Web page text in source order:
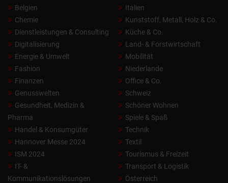
Belgien
Chemie
Dienstleistungen & Consulting
Digitalisierung
Energie & Umwelt
Fashion
Finanzen
Genusswelten
Gesundheit, Medizin &
Pharma
Handel & Konsumgüter
Hannover Messe 2024
ISM 2024
IT- &
Kommunikationslösungen
Italien
Kunststoff, Metall, Holz & Co.
Küche & Co.
Land- & Forstwirtschaft
Mobilität
Niederlande
Office & Co.
Schweiz
Schöner Wohnen
Spiele & Spaß
Technik
Textil
Tourismus & Freizeit
Transport & Logistik
Österreich